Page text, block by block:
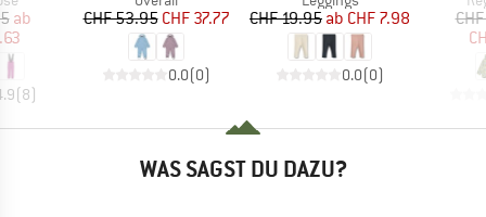
Preis
ab
(8)
Preis
CHF 53.95reduzierter Preis
CHF 37.77
0.0(0)
Preis
CHF 19.95 reduzierter Preis
ab CHF 7.98
0.0(0)
WAS SAGST DU DAZU?